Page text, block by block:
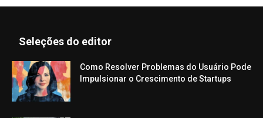
Seleções do editor
Como Resolver Problemas do Usuário Pode
Impulsionar o Crescimento de Startups